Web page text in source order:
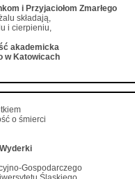
i Przyjaciołom Zmarłego
składają,
i cierpieniu,
akademicka
w Katowicach
o śmierci
Gospodarczego